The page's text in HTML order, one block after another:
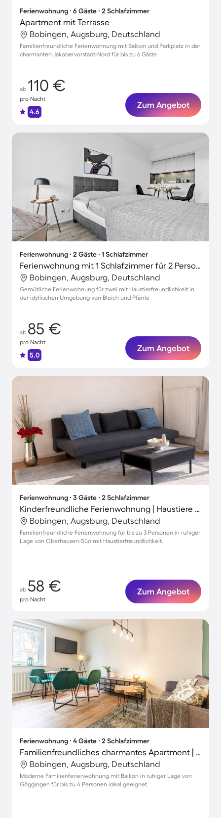
Ferienwohnung ∙ 6 Gäste ∙ 2 Schlafzimmer
Apartment mit Terrasse
Bobingen, Augsburg, Deutschland
Familienfreundliche Ferienwohnung mit Balkon und Parkplatz in der
charmanten Jakobervorstadt-Nord für bis zu 6 Gäste
ab 110 €
pro Nacht
4.6
Zum Angebot
Ferienwohnung ∙ 2 Gäste ∙ 1 Schlafzimmer
Ferienwohnung mit 1 Schlafzimmer für 2 Personen
Bobingen, Augsburg, Deutschland
Gemütliche Ferienwohnung für zwei mit Haustierfreundlichkeit in
der idyllischen Umgebung von Bleich und Pfärrle
ab 85 €
pro Nacht
5.0
Zum Angebot
Ferienwohnung ∙ 3 Gäste ∙ 2 Schlafzimmer
Kinderfreundliche Ferienwohnung | Haustiere erlaubt
Bobingen, Augsburg, Deutschland
Familienfreundliche Ferienwohnung für bis zu 3 Personen in ruhiger
Lage von Oberhausen-Süd mit Haustierfreundlichkeit.
ab 58 €
pro Nacht
Zum Angebot
Ferienwohnung ∙ 4 Gäste ∙ 2 Schlafzimmer
Familienfreundliches charmantes Apartment | Perfekt für die Arbeit von Zuhause
Bobingen, Augsburg, Deutschland
Moderne Familienferienwohnung mit Balkon in ruhiger Lage von
Göggingen für bis zu 4 Personen ideal geeignet